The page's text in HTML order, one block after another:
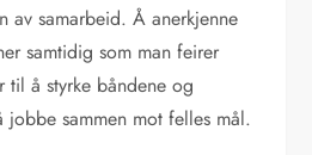
av samarbeid. Å anerkjenne
samtidig som man feirer
til å styrke båndene og
sammen mot felles mål.